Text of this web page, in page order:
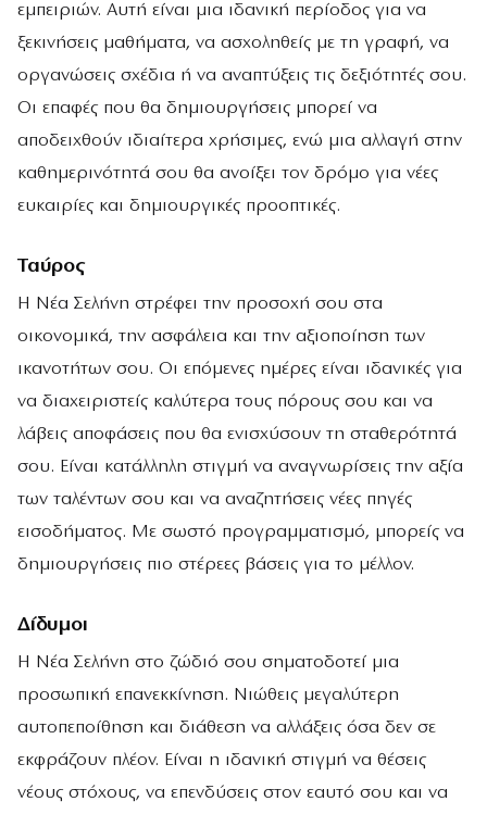
εμπειριών. Αυτή είναι μια ιδανική περίοδος για να
ξεκινήσεις μαθήματα, να ασχοληθείς με τη γραφή, να
οργανώσεις σχέδια ή να αναπτύξεις τις δεξιότητές σου.
Οι επαφές που θα δημιουργήσεις μπορεί να
αποδειχθούν ιδιαίτερα χρήσιμες, ενώ μια αλλαγή στην
καθημερινότητά σου θα ανοίξει τον δρόμο για νέες
ευκαιρίες και δημιουργικές προοπτικές.
Ταύρος
Η Νέα Σελήνη στρέφει την προσοχή σου στα
οικονομικά, την ασφάλεια και την αξιοποίηση των
ικανοτήτων σου. Οι επόμενες ημέρες είναι ιδανικές για
να διαχειριστείς καλύτερα τους πόρους σου και να
λάβεις αποφάσεις που θα ενισχύσουν τη σταθερότητά
σου. Είναι κατάλληλη στιγμή να αναγνωρίσεις την αξία
των ταλέντων σου και να αναζητήσεις νέες πηγές
εισοδήματος. Με σωστό προγραμματισμό, μπορείς να
δημιουργήσεις πιο στέρεες βάσεις για το μέλλον.
Δίδυμοι
Η Νέα Σελήνη στο ζώδιό σου σηματοδοτεί μια
προσωπική επανεκκίνηση. Νιώθεις μεγαλύτερη
αυτοπεποίθηση και διάθεση να αλλάξεις όσα δεν σε
εκφράζουν πλέον. Είναι η ιδανική στιγμή να θέσεις
νέους στόχους, να επενδύσεις στον εαυτό σου και να